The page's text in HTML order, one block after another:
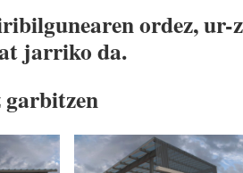
ordez,
jarriko da.
garbitzen